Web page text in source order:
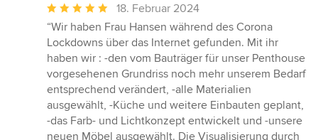
Durchschnittliche
Bewertung:
5
von
5
Sternen
18. Februar 2024
“Wir haben Frau Hansen während des Corona
Lockdowns über das Internet gefunden. Mit ihr
haben wir : -den vom Bauträger für unser Penthouse
vorgesehenen Grundriss noch mehr unserem Bedarf
entsprechend verändert, -alle Materialien
ausgewählt, -Küche und weitere Einbauten geplant,
-das Farb- und Lichtkonzept entwickelt und -unsere
neuen Möbel ausgewählt. Die Visualisierung durch